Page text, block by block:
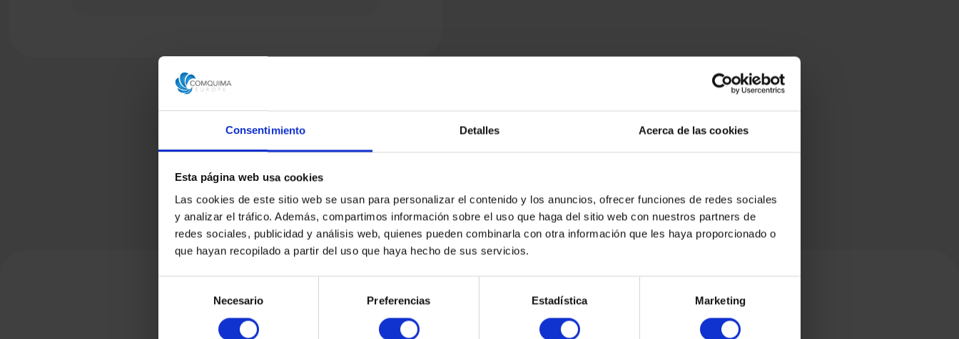
Consentimiento Detalles Acerca de las cookies
Esta página web usa cookies
Las cookies de este sitio web se usan para personalizar el contenido y los anuncios, ofrecer funciones de redes sociales
y analizar el tráfico. Además, compartimos información sobre el uso que haga del sitio web con nuestros partners de
redes sociales, publicidad y análisis web, quienes pueden combinarla con otra información que les haya proporcionado o
que hayan recopilado a partir del uso que haya hecho de sus servicios.
consentimiento
Necesario Preferencias Estadística Marketing
Productos Relacionados